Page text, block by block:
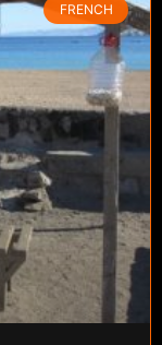
FRENCH